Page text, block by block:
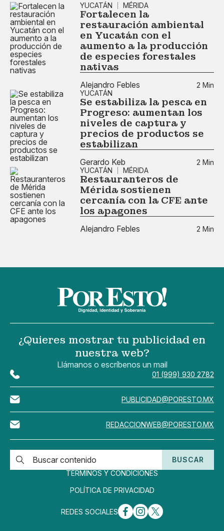
YUCATÁN MÉRIDA
Fortalecen la
restauración ambiental
en Yucatán con el
aumento a la producción
de especies forestales
nativas
Alejandro Febles
2 Min
YUCATÁN
Se estabiliza la pesca en
Progreso: aumentan los
niveles de captura y
precios de productos se
estabilizan
Gerardo Keb
2 Min
YUCATÁN
MÉRIDA
Restauranteros de
Mérida sostienen
cercanía con la CFE ante
los apagones
Alejandro Febles 2 Min
¿Quieres mostrar tu publicidad en
nuestra web?
Llámanos o escríbenos un mail
01 (999) 930 2782
PUBLICIDAD@PORESTO.MX
REDACCIONWEB@PORESTO.MX
BUSCAR
TÉRMINOS Y CONDICIONES
POLÍTICA DE PRIVACIDAD
REDES SOCIALES